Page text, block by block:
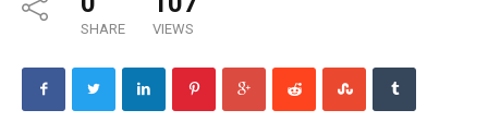
SHARE VIEWS